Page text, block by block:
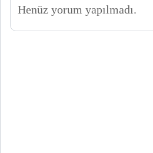
Henüz yorum yapılmadı.